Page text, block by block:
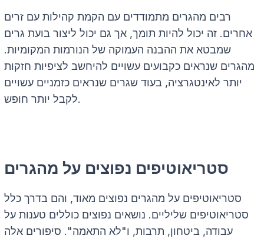
רבים מהגרים מתמודדים עם הקמת קהילות עם זרים
אחרים. זה יכול להיות תומך, אך גם יכול ליצור בועת גרים
שמבטא את ההבנה העמוקה של הנורמות המקומיות.
מהגרים שנראים כקבועים עשויים להיחשב לציפיות חזקות
יותר לאינטגרציה, בעוד שגרים שנראים כזמניים עשויים
לקבל יותר חופש.
סטריאוטיפים נפוצים על מהגרים
סטריאוטיפים על מהגרים נפוצים מאוד, והם בדרך כלל
סטריאוטיפים שליליים. נושאים נפוצים כוללים טענות על
עבודה, ביטחון, תרבות, ו"לא התאמה". סיפורים אלה